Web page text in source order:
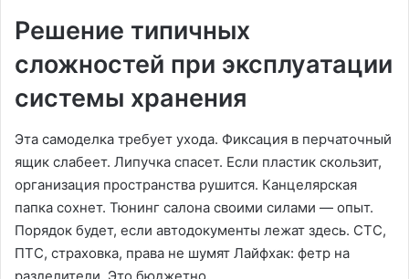
Решение типичных
сложностей при эксплуатации
системы хранения
Эта самоделка требует ухода. Фиксация в перчаточный
ящик слабеет. Липучка спасет. Если пластик скользит,
организация пространства рушится. Канцелярская
папка сохнет. Тюнинг салона своими силами — опыт.
Порядок будет, если автодокументы лежат здесь. СТС,
ПТС, страховка, права не шумят Лайфхак: фетр на